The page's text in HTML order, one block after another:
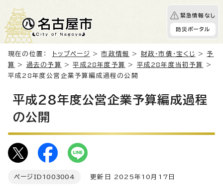
緊急情報なし
防災ポータル
現在の位置： トップページ >市政情報 > 財政・市債・宝くじ >予
算
> 過去の予算 >平成28年度予算 > 平成28年度当初予算
>
平成28年度公営企業予算編成過程の公開
平成28年度公営企業予算編成過程
の公開
ページID 1003004 更新日 2025年10月17日